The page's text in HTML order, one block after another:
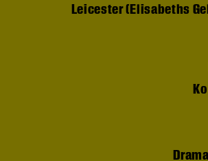
Leicester (Elisabeths